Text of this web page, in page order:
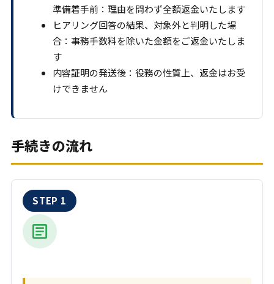
準備着手前：理由を問わず全額返金いたします
ヒアリング回答の結果、対象外と判明した場
合：事務手数料を除いた金額をご返金いたしま
す
内容証明の発送後：役務の性質上、返金はお受
けできません
手続きの流れ